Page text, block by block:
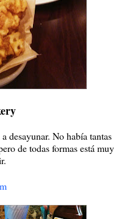
desayunar. No había tantas
de todas formas está muy